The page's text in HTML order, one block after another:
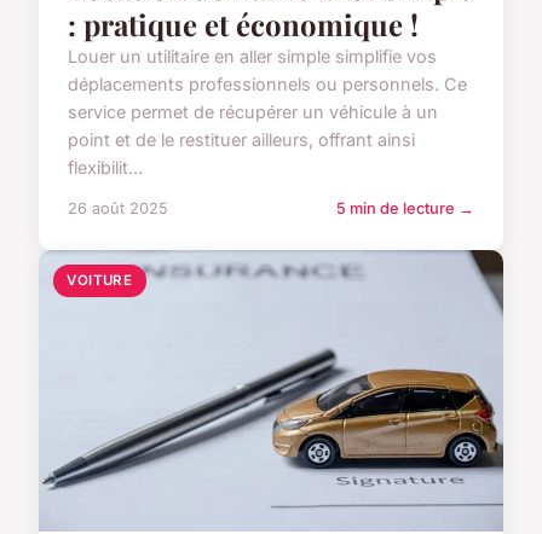
: pratique et économique !
Louer un utilitaire en aller simple simplifie vos
déplacements professionnels ou personnels. Ce
service permet de récupérer un véhicule à un
point et de le restituer ailleurs, offrant ainsi
flexibilit...
26 août 2025 5 min de lecture →
VOITURE